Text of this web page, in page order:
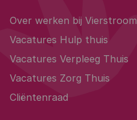
Over werken bij Vierstroom
Vacatures Hulp thuis
Vacatures Verpleeg Thuis
Vacatures Zorg Thuis
Cliëntenraad